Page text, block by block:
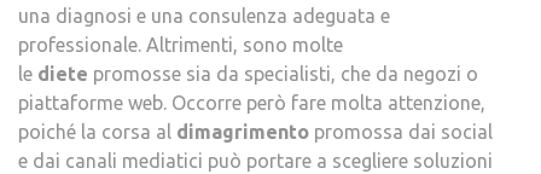
una diagnosi e una consulenza adeguata e
professionale. Altrimenti, sono molte
le diete promosse sia da specialisti, che da negozi o
piattaforme web. Occorre però fare molta attenzione,
poiché la corsa al dimagrimento promossa dai social
e dai canali mediatici può portare a scegliere soluzioni